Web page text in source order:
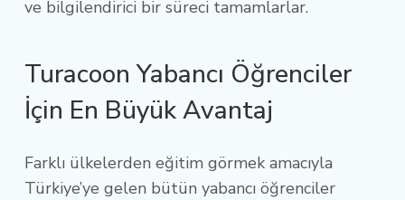
ve bilgilendirici bir süreci tamamlarlar.
Turacoon Yabancı Öğrenciler
İçin En Büyük Avantaj
Farklı ülkelerden eğitim görmek amacıyla
Türkiye’ye gelen bütün yabancı öğrenciler